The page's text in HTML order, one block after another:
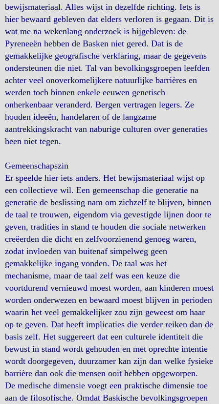
bewijsmateriaal. Alles wijst in dezelfde richting. Iets is
hier bewaard gebleven dat elders verloren is gegaan. Dit is
wat me na wekenlang onderzoek is bijgebleven: de
Pyreneeën hebben de Basken niet gered. Dat is de
gemakkelijke geografische verklaring, maar de gegevens
ondersteunen die niet. Tal van bevolkingsgroepen leefden
achter veel onoverkomelijkere natuurlijke barrières en
werden toch binnen enkele eeuwen genetisch
onherkenbaar veranderd. Bergen vertragen legers. Ze
houden ideeën, handelaren of de langzame
aantrekkingskracht van naburige culturen over generaties
heen niet tegen.
Gemeenschapszin
Er speelde hier iets anders. Het bewijsmateriaal wijst op
een collectieve wil. Een gemeenschap die generatie na
generatie de beslissing nam om zichzelf te blijven, binnen
de taal te trouwen, eigendom via gevestigde lijnen door te
geven, tradities in stand te houden die sociale netwerken
creëerden die dicht en zelfvoorzienend genoeg waren,
zodat invloeden van buitenaf simpelweg geen
gemakkelijke ingang vonden. De taal was het
mechanisme, maar de taal zelf was een keuze die
voortdurend vernieuwd moest worden, aan kinderen moest
worden onderwezen en bewaard moest blijven in perioden
waarin het veel gemakkelijker zou zijn geweest om haar
op te geven. Dat heeft implicaties die verder reiken dan de
basis zelf. Het suggereert dat een culturele identiteit die
bewust in stand wordt gehouden en met oprechte intentie
wordt doorgegeven, duurzamer kan zijn dan welke fysieke
barrière dan ook die mensen ooit hebben opgeworpen.
De medische dimensie voegt een praktische dimensie toe
aan de filosofische. Omdat Baskische bevolkingsgroepen